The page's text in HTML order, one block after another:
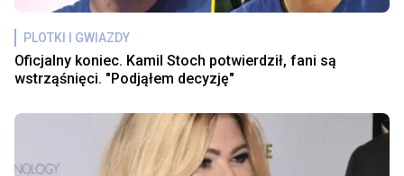
PLOTKI I GWIAZDY
Oficjalny koniec. Kamil Stoch potwierdził, fani są
wstrząśnięci. "Podjąłem decyzję"